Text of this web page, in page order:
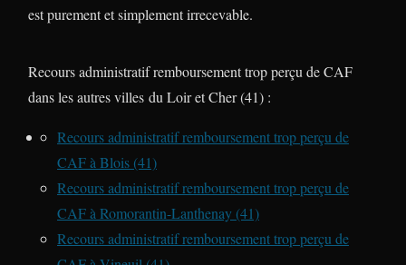
est purement et simplement irrecevable.
Recours administratif remboursement trop perçu de CAF
dans les autres villes du Loir et Cher (41) :
Recours administratif remboursement trop perçu de
CAF à Blois (41)
Recours administratif remboursement trop perçu de
CAF à Romorantin-Lanthenay (41)
Recours administratif remboursement trop perçu de